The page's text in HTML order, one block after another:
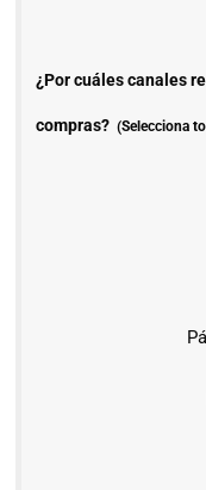
¿Por cuáles canales
compras? (Selecciona